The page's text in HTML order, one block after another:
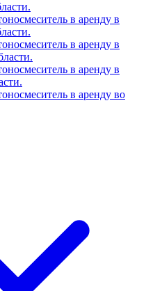
в аренду в
в аренду в
в аренду в
в аренду во